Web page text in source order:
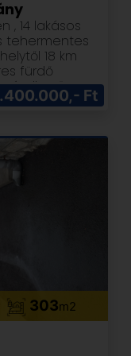
kazan
pedig
kerites es a
, 14 lakásos
tehermentes
18 km
fürdő
fűtést,
fogyasztás
is bent
Ft
303m2